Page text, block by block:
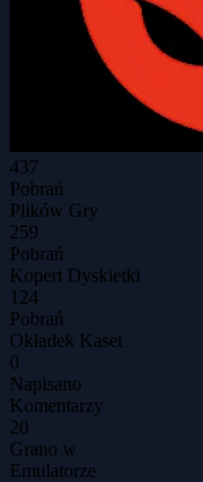
437
Pobrań
Plików Gry
259
Pobrań
Kopert Dyskietki
124
Pobrań
Okładek Kaset
0
Napisano
Komentarzy
20
Grano w
Emulatorze